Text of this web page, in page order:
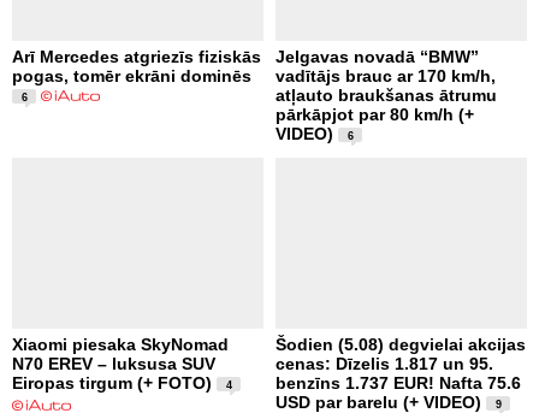
Arī Mercedes atgriezīs fiziskās
pogas, tomēr ekrāni dominēs
6
Jelgavas novadā “BMW”
vadītājs brauc ar 170 km/h,
atļauto braukšanas ātrumu
pārkāpjot par 80 km/h (+
VIDEO)
6
Xiaomi piesaka SkyNomad
N70 EREV – luksusa SUV
Eiropas tirgum (+ FOTO)
4
Šodien (5.08) degvielai akcijas
cenas: Dīzelis 1.817 un 95.
benzīns 1.737 EUR! Nafta 75.6
USD par barelu (+ VIDEO)
9